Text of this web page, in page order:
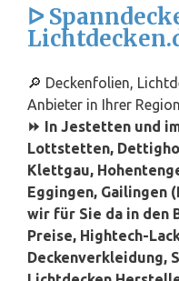
ᐅ
🔎 Deckenfolien,
Anbieter in Ihrer
⏩ In Jestetten und
Lottstetten,
Klettgau,
Eggingen, Gailingen
wir für Sie da in den
Preise, Hightech-
Deckenverkleidung,